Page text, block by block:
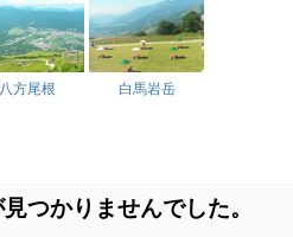
八方尾根 白馬岩岳